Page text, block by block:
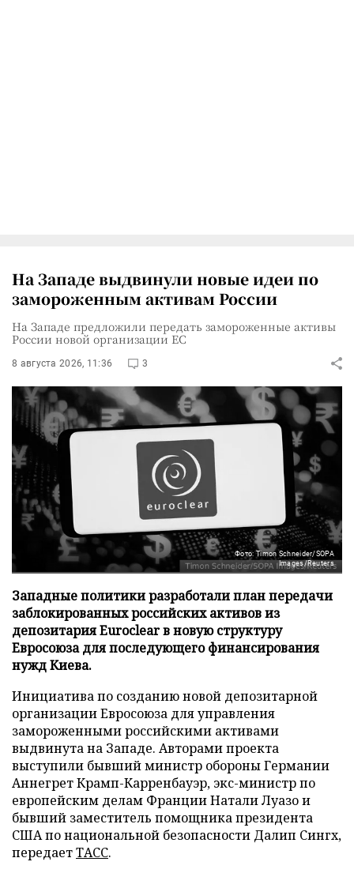
На Западе выдвинули новые идеи по
замороженным активам России
На Западе предложили передать замороженные активы
России новой организации ЕС
8 августа 2026, 11:36 3
Фото: Timon Schneider/SOPA
Images/Reuters
Западные политики разработали план передачи
заблокированных российских активов из
депозитария Euroclear в новую структуру
Евросоюза для последующего финансирования
нужд Киева.
Инициатива по созданию новой депозитарной
организации Евросоюза для управления
замороженными российскими активами
выдвинута на Западе. Авторами проекта
выступили бывший министр обороны Германии
Аннегрет Крамп-Карренбауэр, экс-министр по
европейским делам Франции Натали Луазо и
бывший заместитель помощника президента
США по национальной безопасности Далип Сингх,
передаетТАСС.